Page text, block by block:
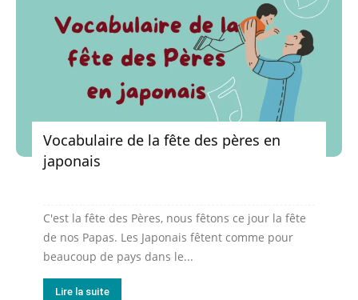
Vocabulaire de la fête des pères en
japonais
C'est la fête des Pères, nous fêtons ce jour la fête
de nos Papas. Les Japonais fêtent comme pour
beaucoup de pays dans le...
Lire la suite